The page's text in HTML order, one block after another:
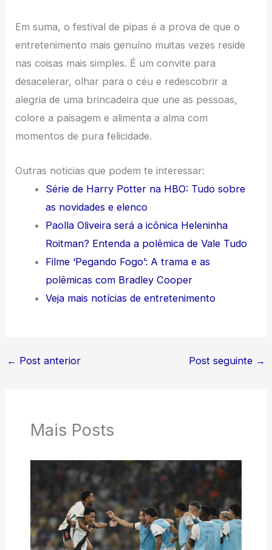
Em suma, o festival de pipas é a prova de que o
entretenimento mais genuíno muitas vezes reside
nas coisas mais simples. É um convite para
desacelerar, olhar para o céu e redescobrir a
alegria de uma brincadeira que une as pessoas,
colore a paisagem e alimenta a alma com
momentos de pura felicidade.
Outras noticias que podem te interessar:
Série de Harry Potter na HBO: Tudo sobre
as novidades e elenco
Paolla Oliveira será a icônica Heleninha
Roitman? Entenda a polêmica de Vale Tudo
Filme ‘Pegando Fogo’: A trama e as
polêmicas com Bradley Cooper
Veja mais notícias de entretenimento
← Post anterior Post seguinte →
Mais Posts